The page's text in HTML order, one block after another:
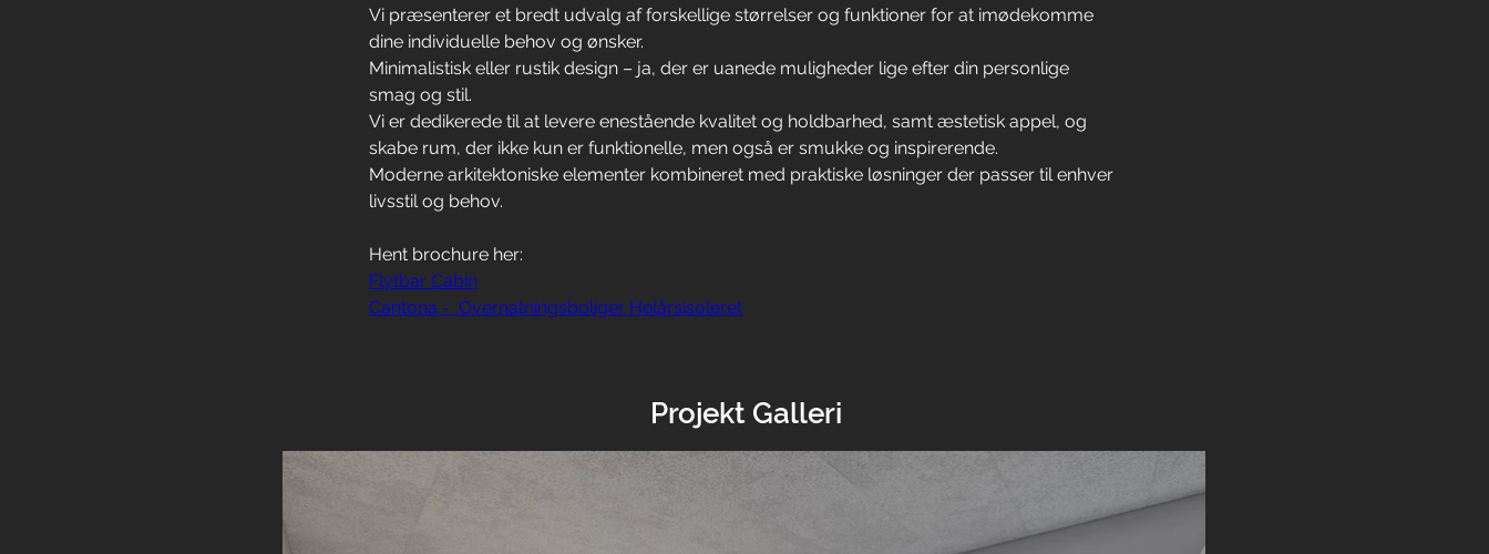
Vi præsenterer et bredt udvalg af forskellige størrelser og funktioner for at imødekomme
dine individuelle behov og ønsker.
Minimalistisk eller rustik design – ja, der er uanede muligheder lige efter din personlige
smag og stil.
Vi er dedikerede til at levere enestående kvalitet og holdbarhed, samt æstetisk appel, og
skabe rum, der ikke kun er funktionelle, men også er smukke og inspirerende.
Moderne arkitektoniske elementer kombineret med praktiske løsninger der passer til enhver
livsstil og behov.
Hent brochure her:
Flytbar Cabin
Cantona -  Overnatningsboliger Helårsisoleret
Projekt Galleri